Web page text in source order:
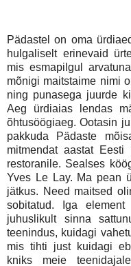
Pädastel on oma
hulgaliselt erinevaid
mis esmapilgul
mõnigi maitstaime nimi
ning punasega juurde
Aeg ürdiaias lendas
õhtusöögiaeg. Ootasin
pakkuda Pädaste
mitmendat aastat
restoranile. Sealses
Yves Le Lay. Ma pean
jätkus. Need maitsed
sobitatud. Iga
juhuslikult sinna
teenindus, kuidagi
mis tihti just kuidagi
kniks meie